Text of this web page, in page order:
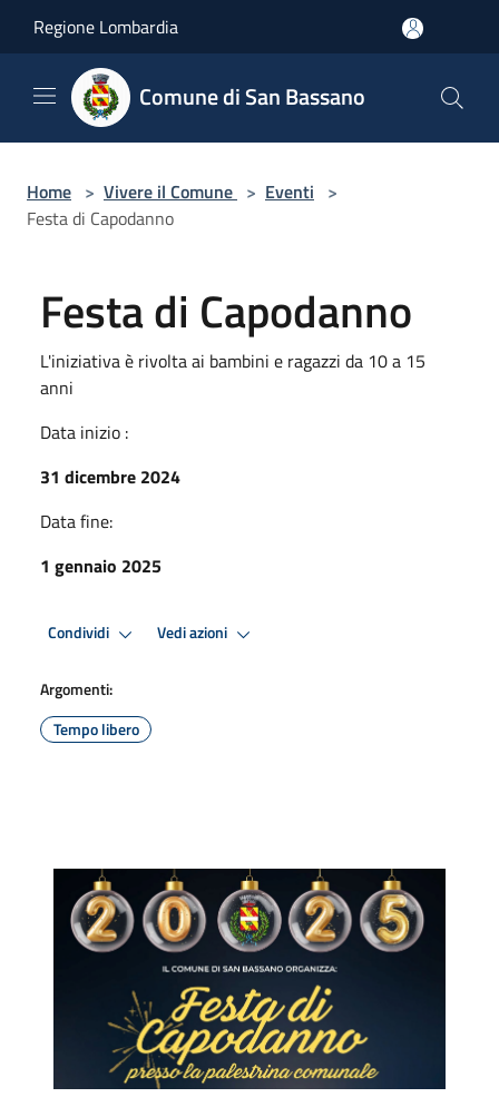
Regione Lombardia
Comune di San Bassano
Home > Vivere il Comune > Eventi >
Festa di Capodanno
Festa di Capodanno
L'iniziativa è rivolta ai bambini e ragazzi da 10 a 15
anni
Data inizio :
31 dicembre 2024
Data fine:
1 gennaio 2025
Condividi Vedi azioni
Argomenti:
Tempo libero